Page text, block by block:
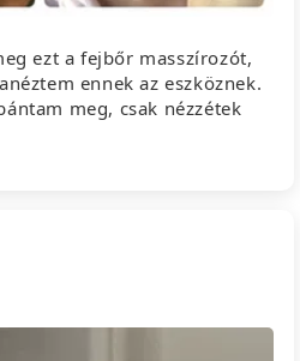
ezt a fejbőr masszírozót,
ennek az eszköznek.
meg, csak nézzétek